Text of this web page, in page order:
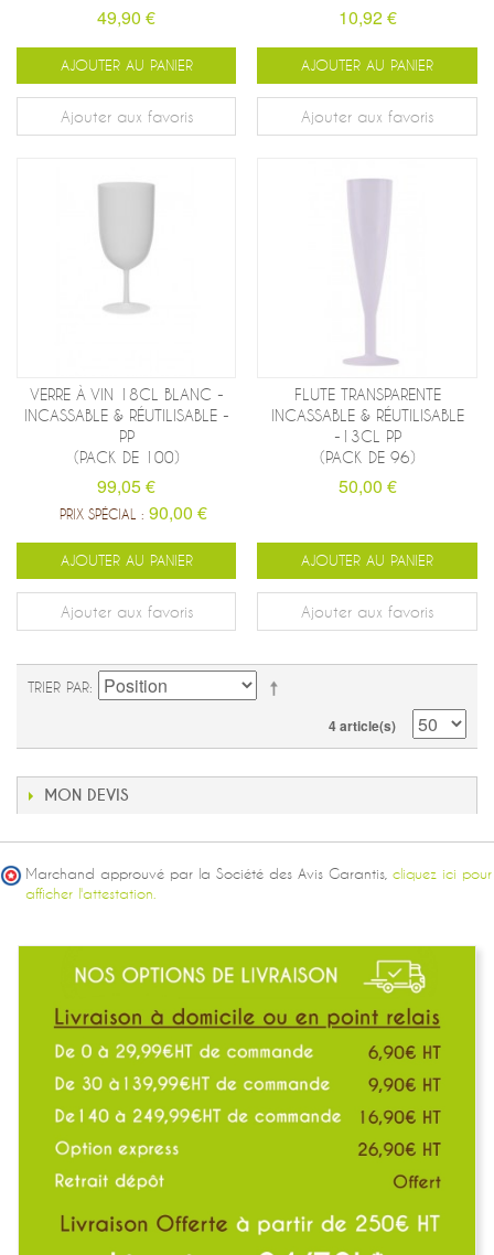
49,90 €
AJOUTER AU PANIER
Ajouter aux favoris
10,92 €
AJOUTER AU PANIER
Ajouter aux favoris
VERRE À VIN 18CL BLANC -
INCASSABLE & RÉUTILISABLE -
PP
(PACK DE 100)
99,05 €
PRIX SPÉCIAL : 90,00 €
AJOUTER AU PANIER
Ajouter aux favoris
FLUTE TRANSPARENTE
INCASSABLE & RÉUTILISABLE
-13CL PP
(PACK DE 96)
50,00 €
AJOUTER AU PANIER
Ajouter aux favoris
TRIER PAR
4 article(s)
MON DEVIS
Marchand approuvé par la Société des Avis Garantis, cliquez ici pour
afficher l'attestation.